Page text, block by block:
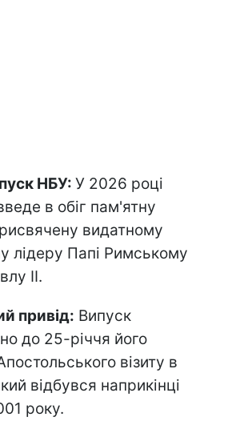
НБУ: У 2026 році
в обіг пам'ятну
видатному
лідеру Папі Римському
II.
привід: Випуск
до 25-річчя його
візиту в
відбувся наприкінці
року.